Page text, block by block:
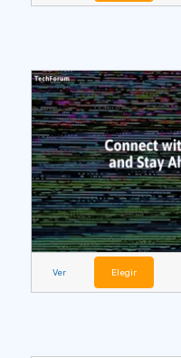
Ver Elegir